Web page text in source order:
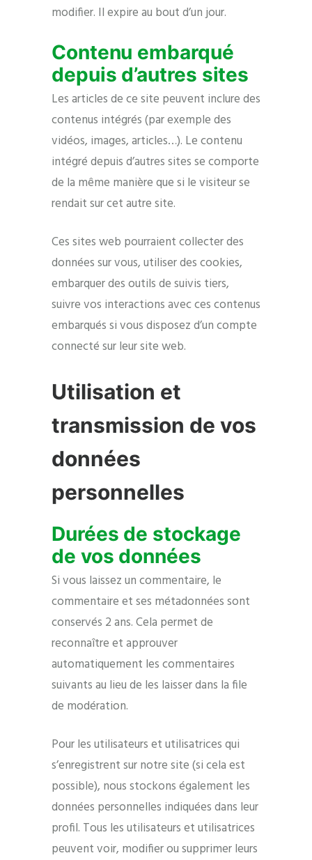
modifier. Il expire au bout d’un jour.
Contenu embarqué
depuis d’autres sites
Les articles de ce site peuvent inclure des
contenus intégrés (par exemple des
vidéos, images, articles…). Le contenu
intégré depuis d’autres sites se comporte
de la même manière que si le visiteur se
rendait sur cet autre site.
Ces sites web pourraient collecter des
données sur vous, utiliser des cookies,
embarquer des outils de suivis tiers,
suivre vos interactions avec ces contenus
embarqués si vous disposez d’un compte
connecté sur leur site web.
Utilisation et
transmission de vos
données
personnelles
Durées de stockage
de vos données
Si vous laissez un commentaire, le
commentaire et ses métadonnées sont
conservés 2 ans. Cela permet de
reconnaître et approuver
automatiquement les commentaires
suivants au lieu de les laisser dans la file
de modération.
Pour les utilisateurs et utilisatrices qui
s’enregistrent sur notre site (si cela est
possible), nous stockons également les
données personnelles indiquées dans leur
profil. Tous les utilisateurs et utilisatrices
peuvent voir, modifier ou supprimer leurs